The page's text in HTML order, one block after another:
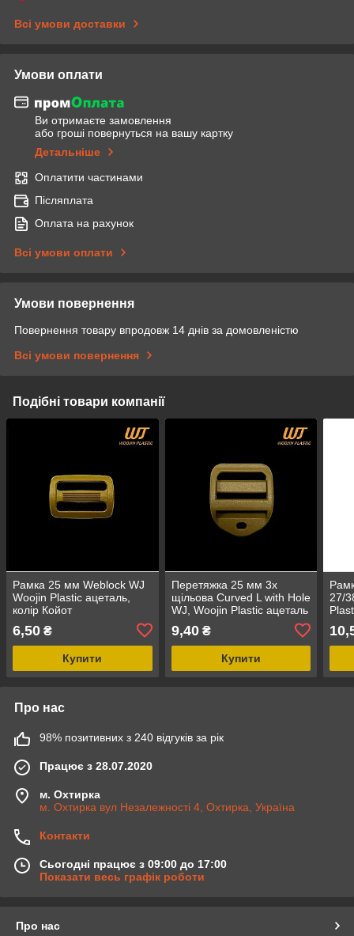
Всі умови доставки
Умови оплати
Ви отримаєте замовлення
або гроші повернуться на вашу картку
Детальніше
Оплатити частинами
Післяплата
Оплата на рахунок
Всі умови оплати
Умови повернення
Повернення товару впродовж 14 днів за домовленістю
Всі умови повернення
Подібні товари компанії
Рамка 25 мм Weblock WJ
Woojin Plastic ацеталь,
колір Койот
6,50 ₴
Купити
Перетяжка 25 мм 3х
щільова Curved L with Hole
WJ, Woojin Plastic ацеталь
9,40₴
Купити
27/
Про нас
98% позитивних з 240 відгуків за рік
Працює з 28.07.2020
м. Охтирка
м. Охтирка вул Незалежності 4, Охтирка, Україна
Контакти
Сьогодні працює з 09:00 до 17:00
Показати весь графік роботи
Про нас